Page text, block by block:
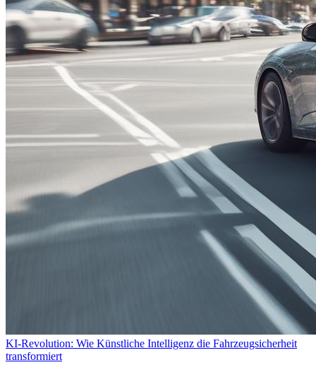
KI-Revolution: Wie Künstliche Intelligenz die Fahrzeugsicherheit
transformiert